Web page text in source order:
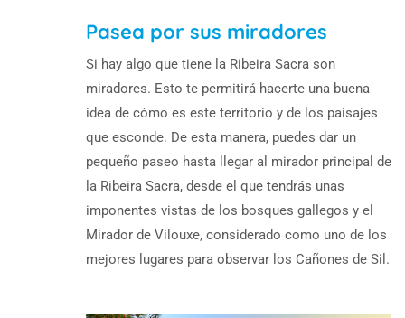
Pasea por sus miradores
Si hay algo que tiene la Ribeira Sacra son
miradores. Esto te permitirá hacerte una buena
idea de cómo es este territorio y de los paisajes
que esconde. De esta manera, puedes dar un
pequeño paseo hasta llegar al mirador principal de
la Ribeira Sacra, desde el que tendrás unas
imponentes vistas de los bosques gallegos y el
Mirador de Vilouxe, considerado como uno de los
mejores lugares para observar los Cañones de Sil.